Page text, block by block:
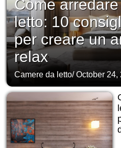
Come
letto: 10
per creare un
relax
Camere da letto/October 24,